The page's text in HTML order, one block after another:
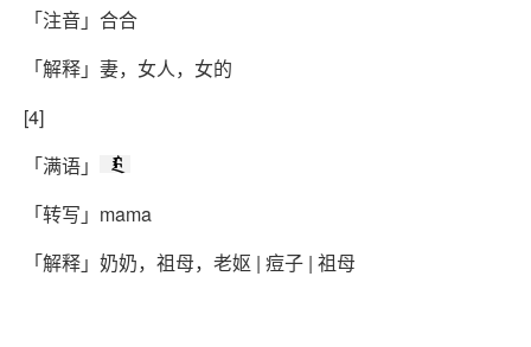
「注音」合合
「解释」妻，女人，女的
[4]
「满语」
ᠮᠠᠮᠠ
「转写」mama
「解释」奶奶，祖母，老妪 | 痘子 | 祖母